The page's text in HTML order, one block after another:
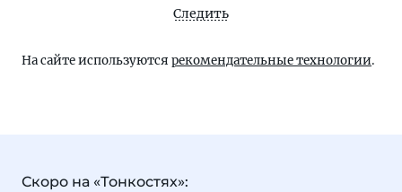
Следить
На сайте используются рекомендательные технологии.
Скоро на «Тонкостях»: